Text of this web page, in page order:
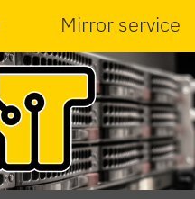
Mirror service